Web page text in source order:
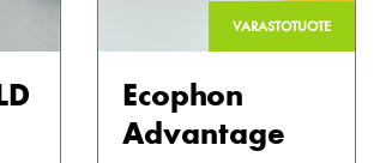
VARASTOTUOTE
Ecophon
Advantage